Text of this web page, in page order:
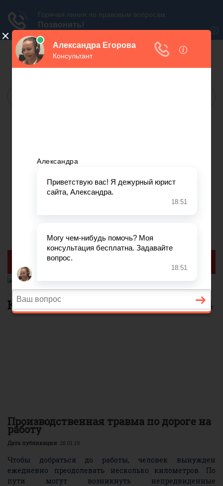
САНКТ-ПЕТЕРБУРГ:
Юридический портал, страница 4
Производственная травма по дороге на
работу
Дата публикации: 28.01.19
Чтобы добраться до работы, человек вынужден
ежедневно преодолевать несколько километров. По
пути могут возникнуть непредвиденные